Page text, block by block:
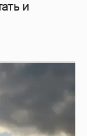
и